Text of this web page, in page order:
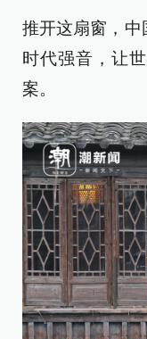
推开这扇窗，中
时代强音，让
案。